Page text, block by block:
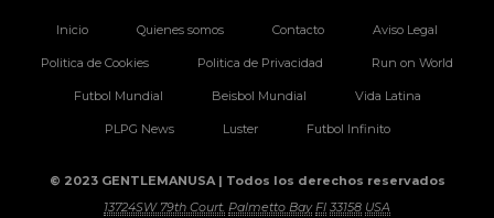
Inicio Quienes somos Contacto Aviso Legal
Politica de Cookies Politica de Privacidad Run on World
Futbol Mundial Beisbol Mundial Vida Latina
PLPG News Luster Futbol Infinito
© 2023 GENTLEMANUSA | Todos los derechos reservados
13724SW 79th Court. Palmetto Bay Fl 33158 USA